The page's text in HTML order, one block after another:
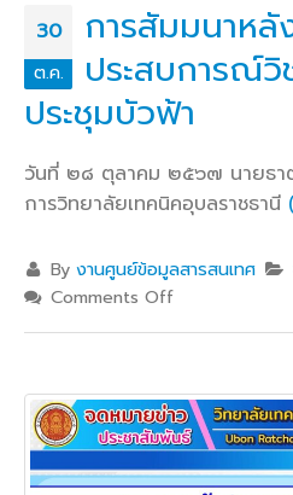
30
ต.ค.
การสัมมนาหลั
ประสบการณ์
ประชุมบัวฟ้า
วันที่ ๒๘ ตุลาคม ๒๕๖๗ นายธ
การวิทยาลัยเทคนิคอุบลราชธานี
Byงานศูนย์ข้อมูลสารสนเทศ
Comments Off